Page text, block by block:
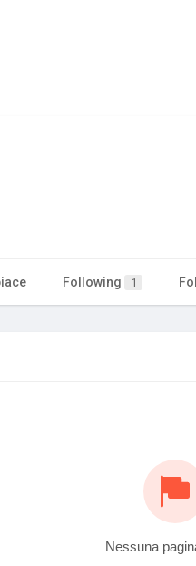
Following 1
Nessuna